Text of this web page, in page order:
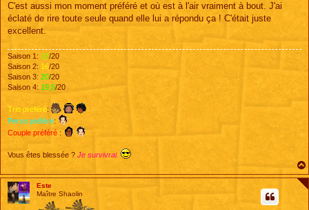
C'est aussi mon moment préféré et où est à l'air vraiment à bout. J'ai
éclaté de rire toute seule quand elle lui a répondu ça ! C'était juste
excellent.
Saison 1: 18/20
Saison 2: 16/20
Saison 3: 20/20
Saison 4: 19,5/20
Trio préféré:
Perso préféré:
Couple préféré :
Vous êtes blessée ? Je survivrai.
Este
Maître Shaolin